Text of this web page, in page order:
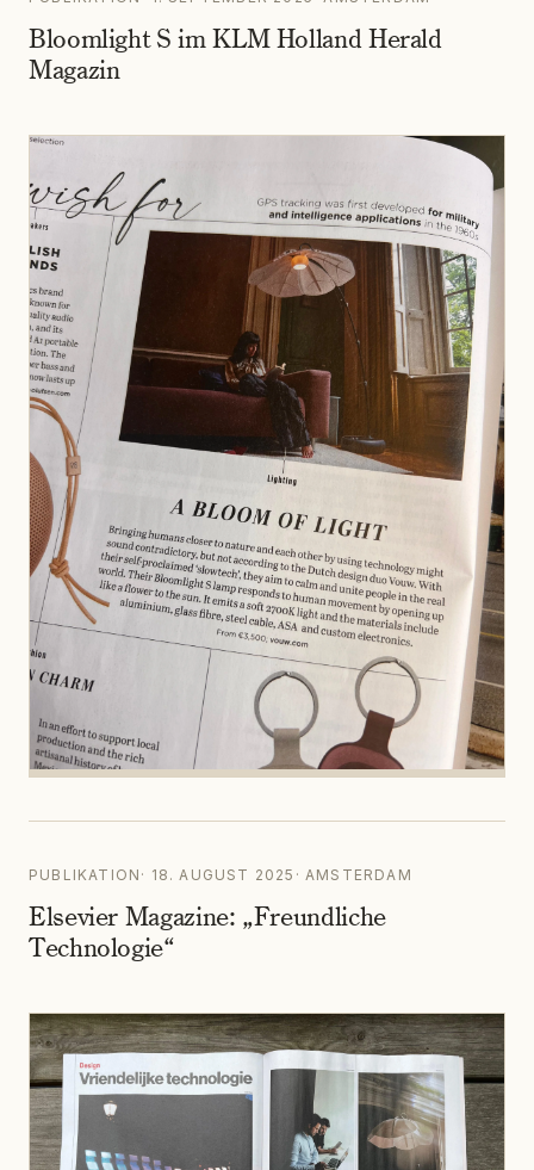
Bloomlight S im KLM Holland Herald
Magazin
PUBLIKATION · 18. AUGUST 2025 · AMSTERDAM
Elsevier Magazine: „Freundliche
Technologie“